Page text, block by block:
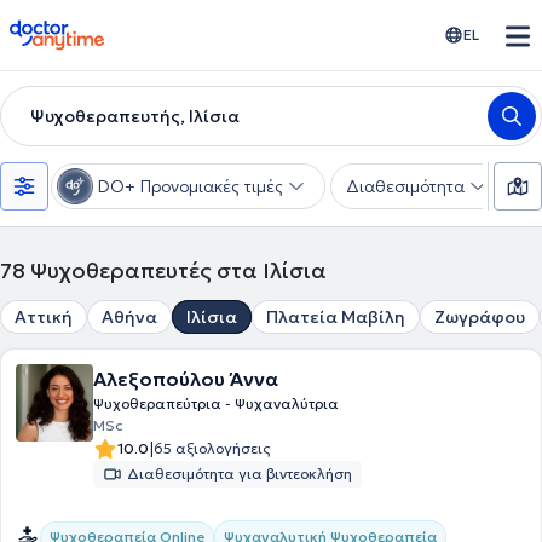
doctoranytime EL
Ψυχοθεραπευτής, Ιλίσια
DO+ Προνομιακές τιμές Διαθεσιμότητα
78 Ψυχοθεραπευτές στα Ιλίσια
Αττική Αθήνα Ιλίσια Πλατεία Μαβίλη Ζωγράφου
Αλεξοπούλου Άννα
Ψυχοθεραπεύτρια - Ψυχαναλύτρια
MSc
10.0|65 αξιολογήσεις
Διαθεσιμότητα για βιντεοκλήση
Ψυχοθεραπεία Online Ψυχαναλυτική Ψυχοθεραπεία